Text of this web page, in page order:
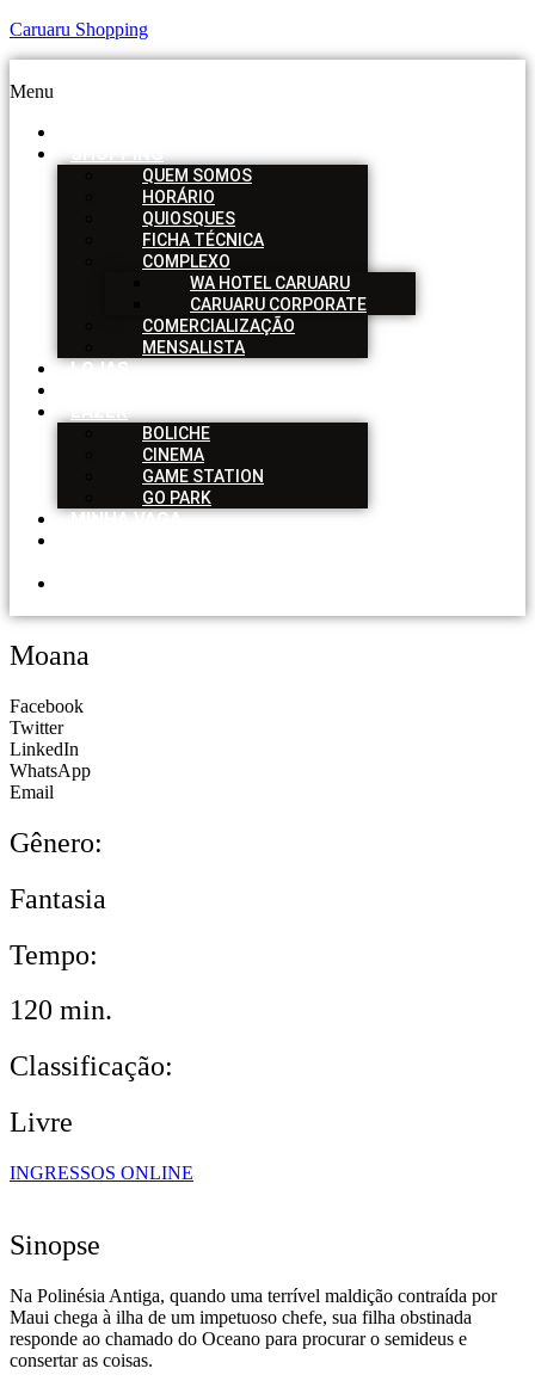
Caruaru Shopping
Menu
SHOPPING
QUEM SOMOS
HORÁRIO
QUIOSQUES
FICHA TÉCNICA
COMPLEXO
WA HOTEL CARUARU
CARUARU CORPORATE
COMERCIALIZAÇÃO
MENSALISTA
LOJAS
LAZER
BOLICHE
CINEMA
GAME STATION
GO PARK
MINHA VAGA
Moana
Facebook
Twitter
LinkedIn
WhatsApp
Email
Gênero:
Fantasia
Tempo:
120 min.
Classificação:
Livre
INGRESSOS ONLINE
Sinopse
Na Polinésia Antiga, quando uma terrível maldição contraída por
Maui chega à ilha de um impetuoso chefe, sua filha obstinada
responde ao chamado do Oceano para procurar o semideus e
consertar as coisas.